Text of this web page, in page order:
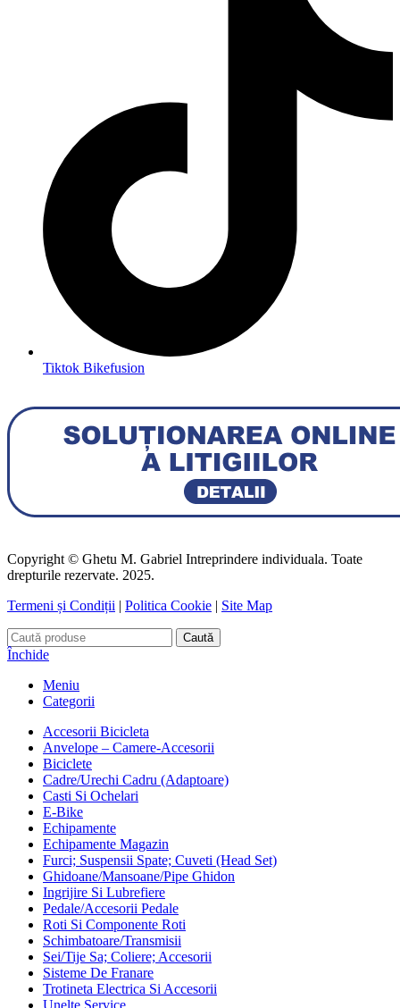
Tiktok Bikefusion
Copyright © Ghetu M. Gabriel Intreprindere individuala. Toate
drepturile rezervate. 2025.
Termeni și Condiții | Politica Cookie | Site Map
Caută
Închide
Meniu
Categorii
Accesorii Bicicleta
Anvelope – Camere-Accesorii
Biciclete
Cadre/Urechi Cadru (Adaptoare)
Casti Si Ochelari
E-Bike
Echipamente
Echipamente Magazin
Furci; Suspensii Spate; Cuveti (Head Set)
Ghidoane/Mansoane/Pipe Ghidon
Ingrijire Si Lubrefiere
Pedale/Accesorii Pedale
Roti Si Componente Roti
Schimbatoare/Transmisii
Sei/Tije Sa; Coliere; Accesorii
Sisteme De Franare
Trotineta Electrica Si Accesorii